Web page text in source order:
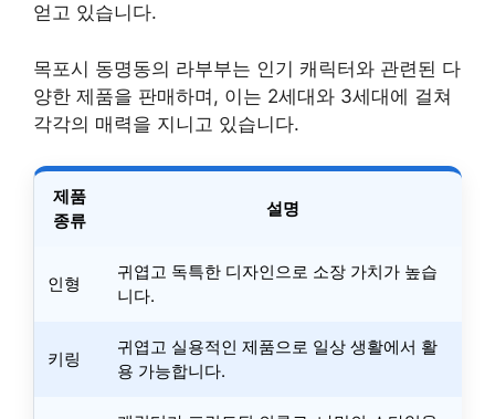
얻고 있습니다.
목포시 동명동의 라부부는 인기 캐릭터와 관련된 다
양한 제품을 판매하며, 이는 2세대와 3세대에 걸쳐
각각의 매력을 지니고 있습니다.
제품
종류
설명
인형
귀엽고 독특한 디자인으로 소장 가치가 높습
니다.
키링
귀엽고 실용적인 제품으로 일상 생활에서 활
용 가능합니다.